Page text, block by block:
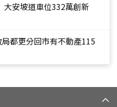
大安坡道車位332萬創新
都更分回市有不動產115